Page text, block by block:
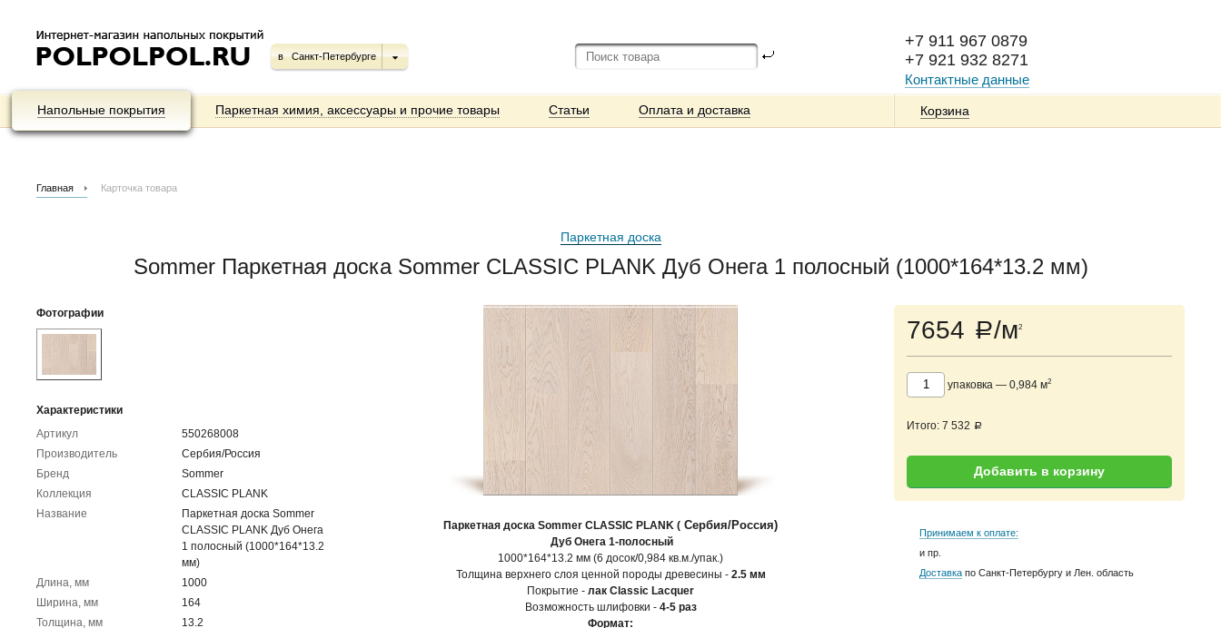
в Санкт-Петербурге
+7 911 967 0879
+7 921 932 8271
Контактные данные
Напольные покрытия Паркетная химия, аксессуары и прочие товары Статьи Оплата и доставка Корзина
Главная Карточка товара
Паркетная доска
Sommer Паркетная доска Sommer CLASSIC PLANK Дуб Онега 1 полосный (1000*164*13.2 мм)
Фотографии
Характеристики
Артикул
550268008
Производитель
Сербия/Россия
Бренд
Sommer
Коллекция
CLASSIC PLANK
Название
Паркетная доска Sommer
CLASSIC PLANK Дуб Онега
1 полосный (1000*164*13.2
мм)
Длина, мм
1000
Ширина, мм
164
Толщина, мм
13.2
7654 a/м2
упаковка — 0,984 м2
Итого: 7 532 a
Добавить в корзину
Принимаем к оплате:
и пр.
Доставка по Санкт-Петербургу и Лен. область
Паркетная доска Sommer CLASSIC PLANK ( Сербия/Россия)
Дуб Онега 1-полосный
1000*164*13.2 мм (6 досок/0,984 кв.м./упак.)
Толщина верхнего слоя ценной породы древесины - 2.5 мм
Покрытие - лак Сlassiс Lacquer
Возможность шлифовки - 4-5 раз
Формат: